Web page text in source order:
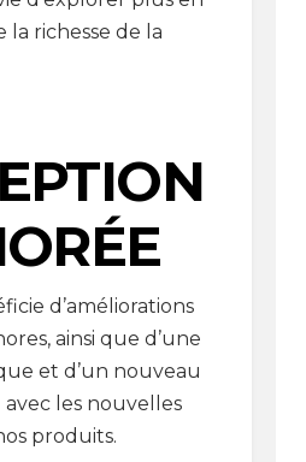
richesse de la
d’améliorations
ainsi que d’une
et d’un nouveau
les nouvelles
produits.